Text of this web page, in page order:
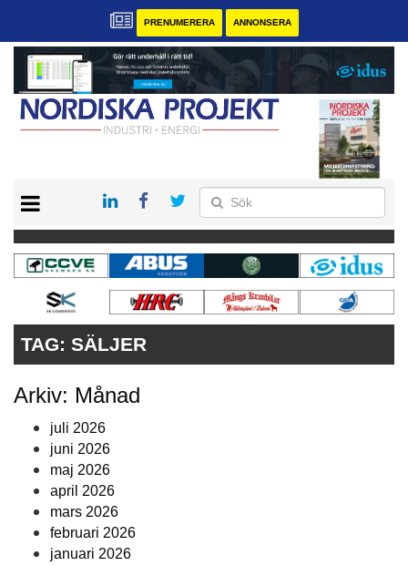
PRENUMERERA ANNONSERA
KONTAKT
VÅRA ANDRA MAGASIN
PRENUMERERA
ANNONSERA
TAG: SÄLJER
Arkiv: Månad
juli 2026
juni 2026
maj 2026
april 2026
mars 2026
februari 2026
januari 2026